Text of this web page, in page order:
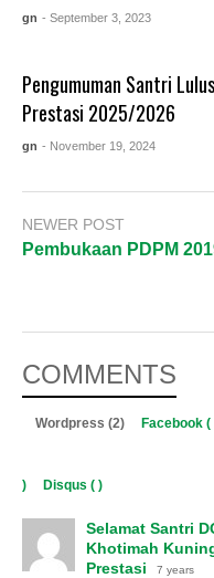
gn - September 3, 2023
Pengumuman Santri
Prestasi 2025/2026
gn - November 19, 2024
NEWER POST
Pembukaan PDPM
COMMENTS
Wordpress (2) Facebook (
) Disqus ( )
Selamat Santri
Khotimah
Prestasi
7 years